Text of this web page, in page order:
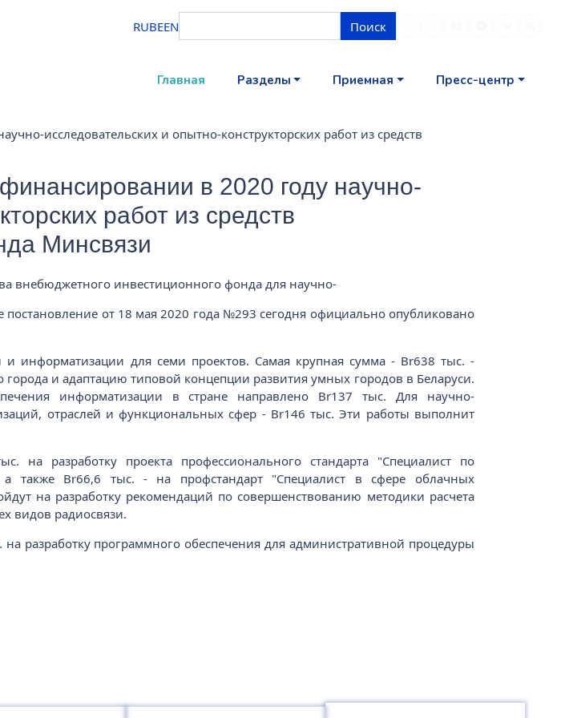
RUBEEN Поиск
Главная Разделы Приемная Пресс-центр
исследовательских и опытно-конструкторских работ из средств
в 2020 году научно-
работ из средств
Минсвязи
внебюджетного инвестиционного фонда для научно-
постановление от 18 мая 2020 года №293 сегодня официально опубликовано
информатизации для семи проектов. Самая крупная сумма - Br638 тыс. -
и адаптацию типовой концепции развития умных городов в Беларуси.
информатизации в стране направлено Br137 тыс. Для научно-
отраслей и функциональных сфер - Br146 тыс. Эти работы выполнит
на разработку проекта профессионального стандарта "Специалист по
также Br66,6 тыс. - на профстандарт "Специалист в сфере облачных
на разработку рекомендаций по совершенствованию методики расчета
видов радиосвязи.
разработку программного обеспечения для административной процедуры